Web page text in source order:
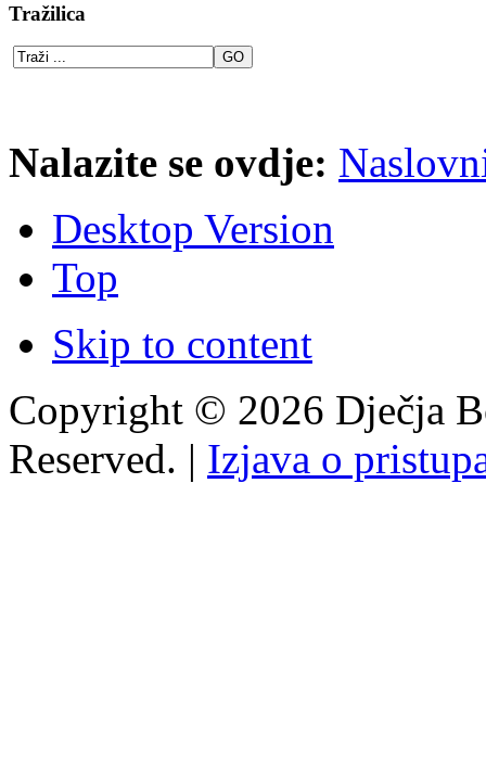
Tražilica
Nalazite se ovdje:
Desktop Version
Top
Skip to content
Copyright © 2026 Dječja
Reserved. | Izjava o